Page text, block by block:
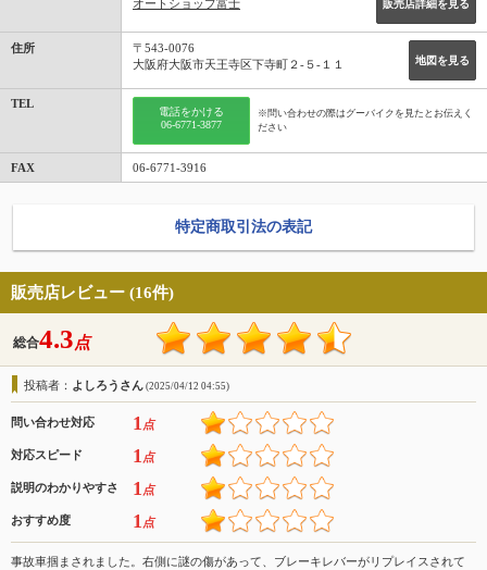
オートショップ富士
販売店詳細を見る
住所
地図を見る
〒543-0076
大阪府大阪市天王寺区下寺町２-５-１１
TEL
電話をかける
06-6771-3877
※問い合わせの際はグーバイクを見たとお伝えく
ださい
FAX 06-6771-3916
特定商取引法の表記
販売店レビュー (16件)
総合4.3点
投稿者： よしろうさん (2025/04/12 04:55)
問い合わせ対応 1 点
対応スピード 1 点
説明のわかりやすさ 1 点
おすすめ度 1 点
事故車掴まされました。右側に謎の傷があって、ブレーキレバーがリプレイスされて